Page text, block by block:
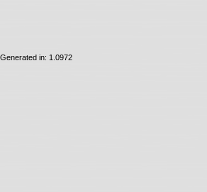
Generated in: 1.0972